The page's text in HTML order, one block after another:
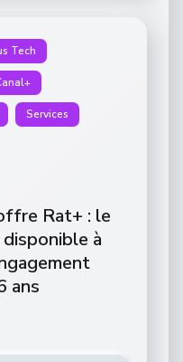
Tech
Services
Rat+ : le
à
ans